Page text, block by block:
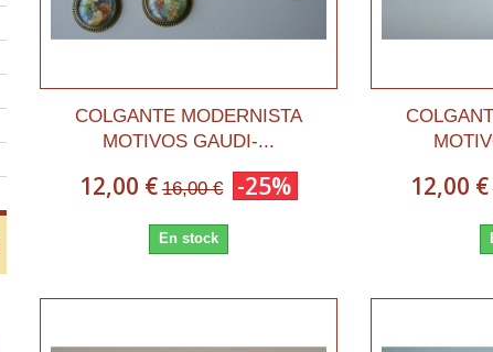
COLGANTE MODERNISTA
MOTIVOS GAUDI-...
12,00 € 16,00 € -25%
En stock
12,00 €